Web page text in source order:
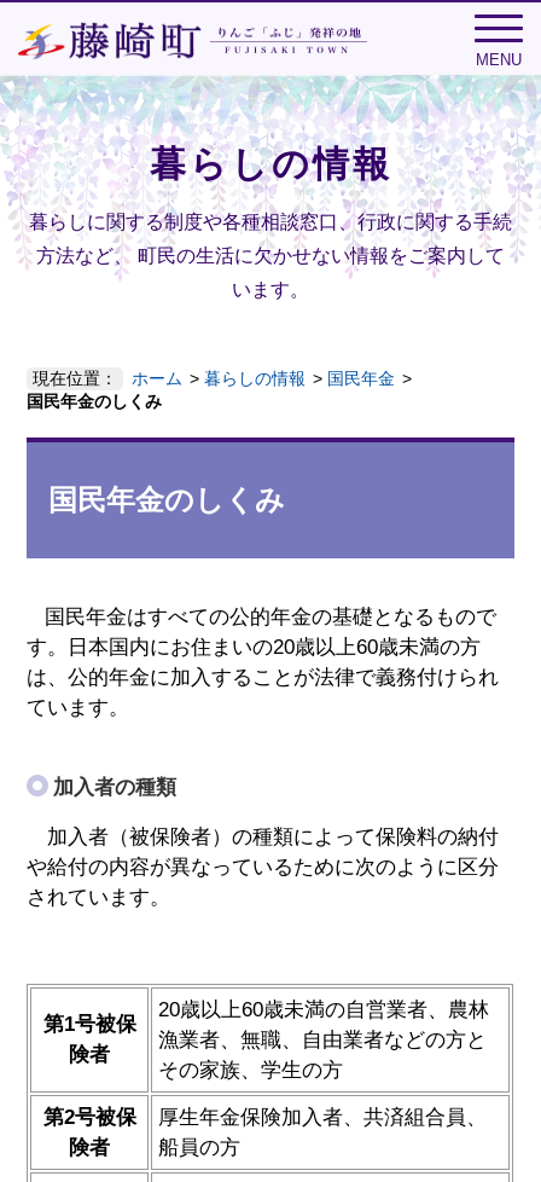
MENU
暮らしの情報
暮らしに関する制度や各種相談窓口、行政に関する手続
方法など、 町民の生活に欠かせない情報をご案内して
います。
現在位置： ホーム 暮らしの情報
国民年金
国民年金のしくみ
国民年金のしくみ
国民年金はすべての公的年金の基礎となるもので
す。日本国内にお住まいの20歳以上60歳未満の方
は、公的年金に加入することが法律で義務付けられ
ています。
加入者の種類
加入者（被保険者）の種類によって保険料の納付
や給付の内容が異なっているために次のように区分
されています。
第1号被保
険者
20歳以上60歳未満の自営業者、農林
漁業者、無職、自由業者などの方と
その家族、学生の方
第2号被保
険者
厚生年金保険加入者、共済組合員、
船員の方